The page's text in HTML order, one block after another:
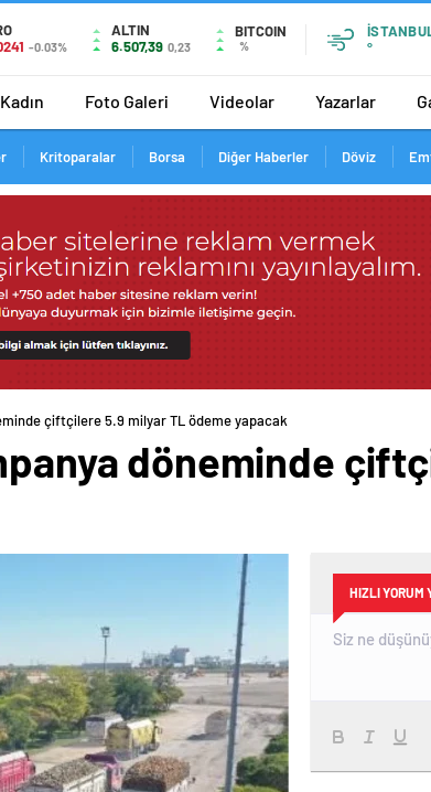
-0.03%
ALTIN
6.507,39 0,23
BITCOIN
%
°
Kadın Foto Galeri Videolar Yazarlar
Kritoparalar Borsa Diğer Haberler Döviz
çiftçilere 5.9 milyar TL ödeme yapacak
döneminde
HIZLI YORUM